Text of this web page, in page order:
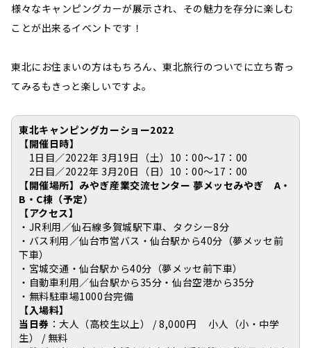
様々なキャンピングカーが展示され、その魅力を存分に楽しむ
ことが出来るイベントです！
東北にお住まいの方はもちろん、東北旅行のついでに立ち寄っ
てみるもきっと楽しいですよ。
東北キャンピングカーショー2022
【開催日時】
1日目／2022年 3月19日（土）10：00〜17：00
2日目／2022年 3月20日（日）10：00〜17：00
【開催場所】みやぎ産業交流センター 夢メッセみやぎ A・
B・C棟（予定）
【アクセス】
・JR利用／仙石線多賀城駅下車、タクシー8分
・バス利用／仙台市営バス・仙台駅から40分（夢メッセ前
下車）
・宮城交通・仙台駅から40分（夢メッセ前下車）
・自動車利用／仙台駅から35分・仙台空港から35分
・無料駐車場1000台完備
【入場料】
当日券 ：大人（高校生以上） / 8,000円 小人（小・中学
生） / 無料